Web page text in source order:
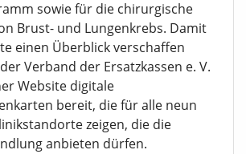
sowie für die chirurgische
Brust- und Lungenkrebs. Damit
einen Überblick verschaffen
Verband der Ersatzkassen e. V.
Website digitale
bereit, die für alle neun
zeigen, die die
anbieten dürfen.